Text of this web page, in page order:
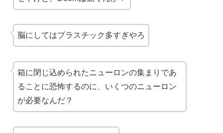
脳にしてはプラスチック多すぎやろ
箱に閉じ込められたニューロンの集まりであ
ることに恐怖するのに、いくつのニューロン
が必要なんだ？